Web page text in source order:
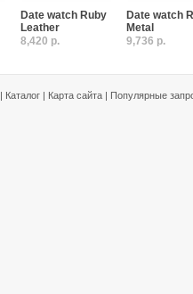
Date watch Ruby
Leather
8,420 р.
Date watch
Metal
9,736 р.
| Каталог | Карта сайта | Популярные